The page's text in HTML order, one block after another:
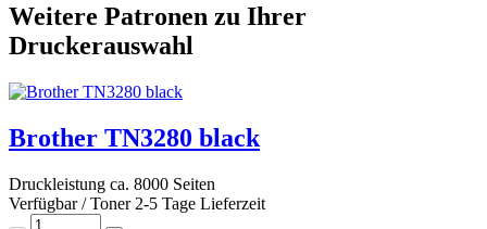
Weitere Patronen zu Ihrer
Druckerauswahl
Brother TN3280 black
Druckleistung ca. 8000 Seiten
Verfügbar / Toner 2-5 Tage Lieferzeit